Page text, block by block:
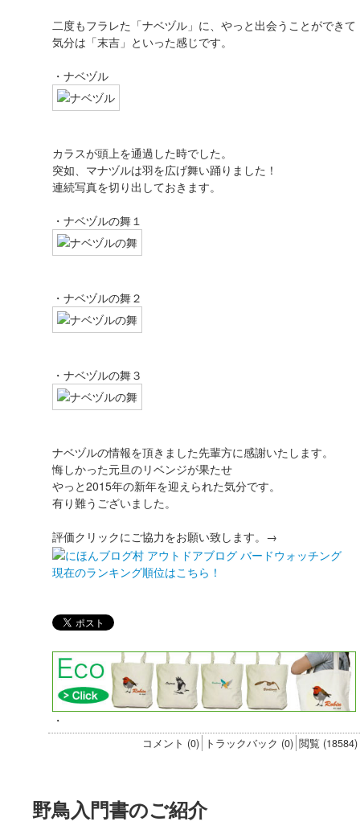
二度もフラレた「ナベヅル」に、やっと出会うことができて
気分は「末吉」といった感じです。
・ナベヅル
カラスが頭上を通過した時でした。
突如、マナヅルは羽を広げ舞い踊りました！
連続写真を切り出しておきます。
・ナベヅルの舞１
・ナベヅルの舞２
・ナベヅルの舞３
ナベヅルの情報を頂きました先輩方に感謝いたします。
悔しかった元旦のリベンジが果たせ
やっと2015年の新年を迎えられた気分です。
有り難うございました。
評価クリックにご協力をお願い致します。→
現在のランキング順位はこちら！
・
コメント (0) トラックバック (0) 閲覧 (18584)
野鳥入門書のご紹介